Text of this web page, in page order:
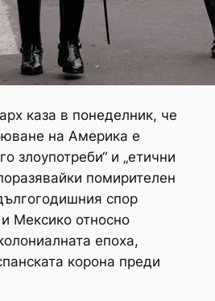
каза в понеделник, че
на Америка е
злоупотреби“ и „етични
помирителен
спор
Мексико относно
епоха,
корона преди